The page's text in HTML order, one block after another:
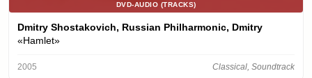
DVD-AUDIO (TRACKS)
Dmitry Shostakovich, Russian Philharmonic, Dmitry
«Hamlet»
2005 Classical, Soundtrack